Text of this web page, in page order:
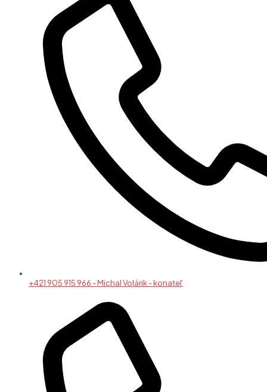
+421 905 915 966 - Michal Volárik - konateľ